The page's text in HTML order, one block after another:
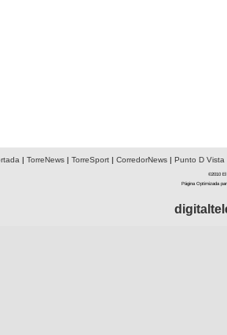
| TorreNews| TorreSport| CorredorNews| Punto D Vista
©2010 El
Página Optimizada